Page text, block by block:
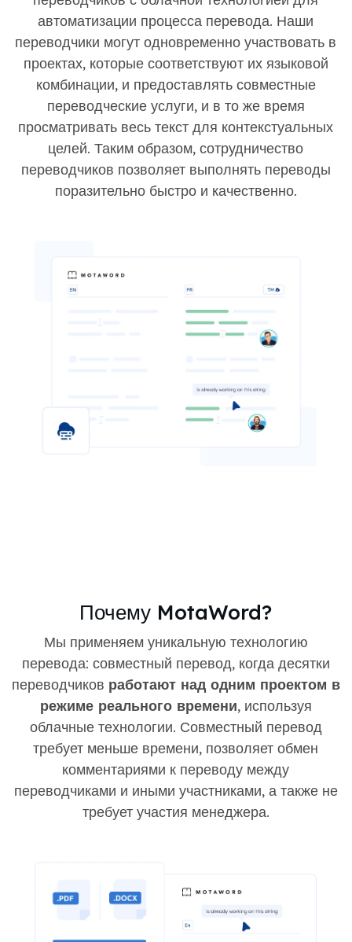
автоматизации процесса перевода. Наши
переводчики могут одновременно участвовать в
проектах, которые соответствуют их языковой
комбинации, и предоставлять совместные
переводческие услуги, и в то же время
просматривать весь текст для контекстуальных
целей. Таким образом, сотрудничество
переводчиков позволяет выполнять переводы
поразительно быстро и качественно.
Почему MotaWord?
Мы применяем уникальную технологию
перевода: совместный перевод, когда десятки
переводчиков работают над одним проектом в
режиме реального времени, используя
облачные технологии. Совместный перевод
требует меньше времени, позволяет обмен
комментариями к переводу между
переводчиками и иными участниками, а также не
требует участия менеджера.